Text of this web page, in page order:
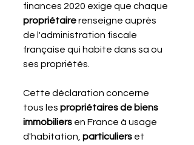
finances 2020 exige que chaque
propriétaire renseigne auprès
de l'administration fiscale
française qui habite dans sa ou
ses propriétés.
Cette déclaration concerne
tous les propriétaires de biens
immobiliers en France à usage
d'habitation, particuliers et